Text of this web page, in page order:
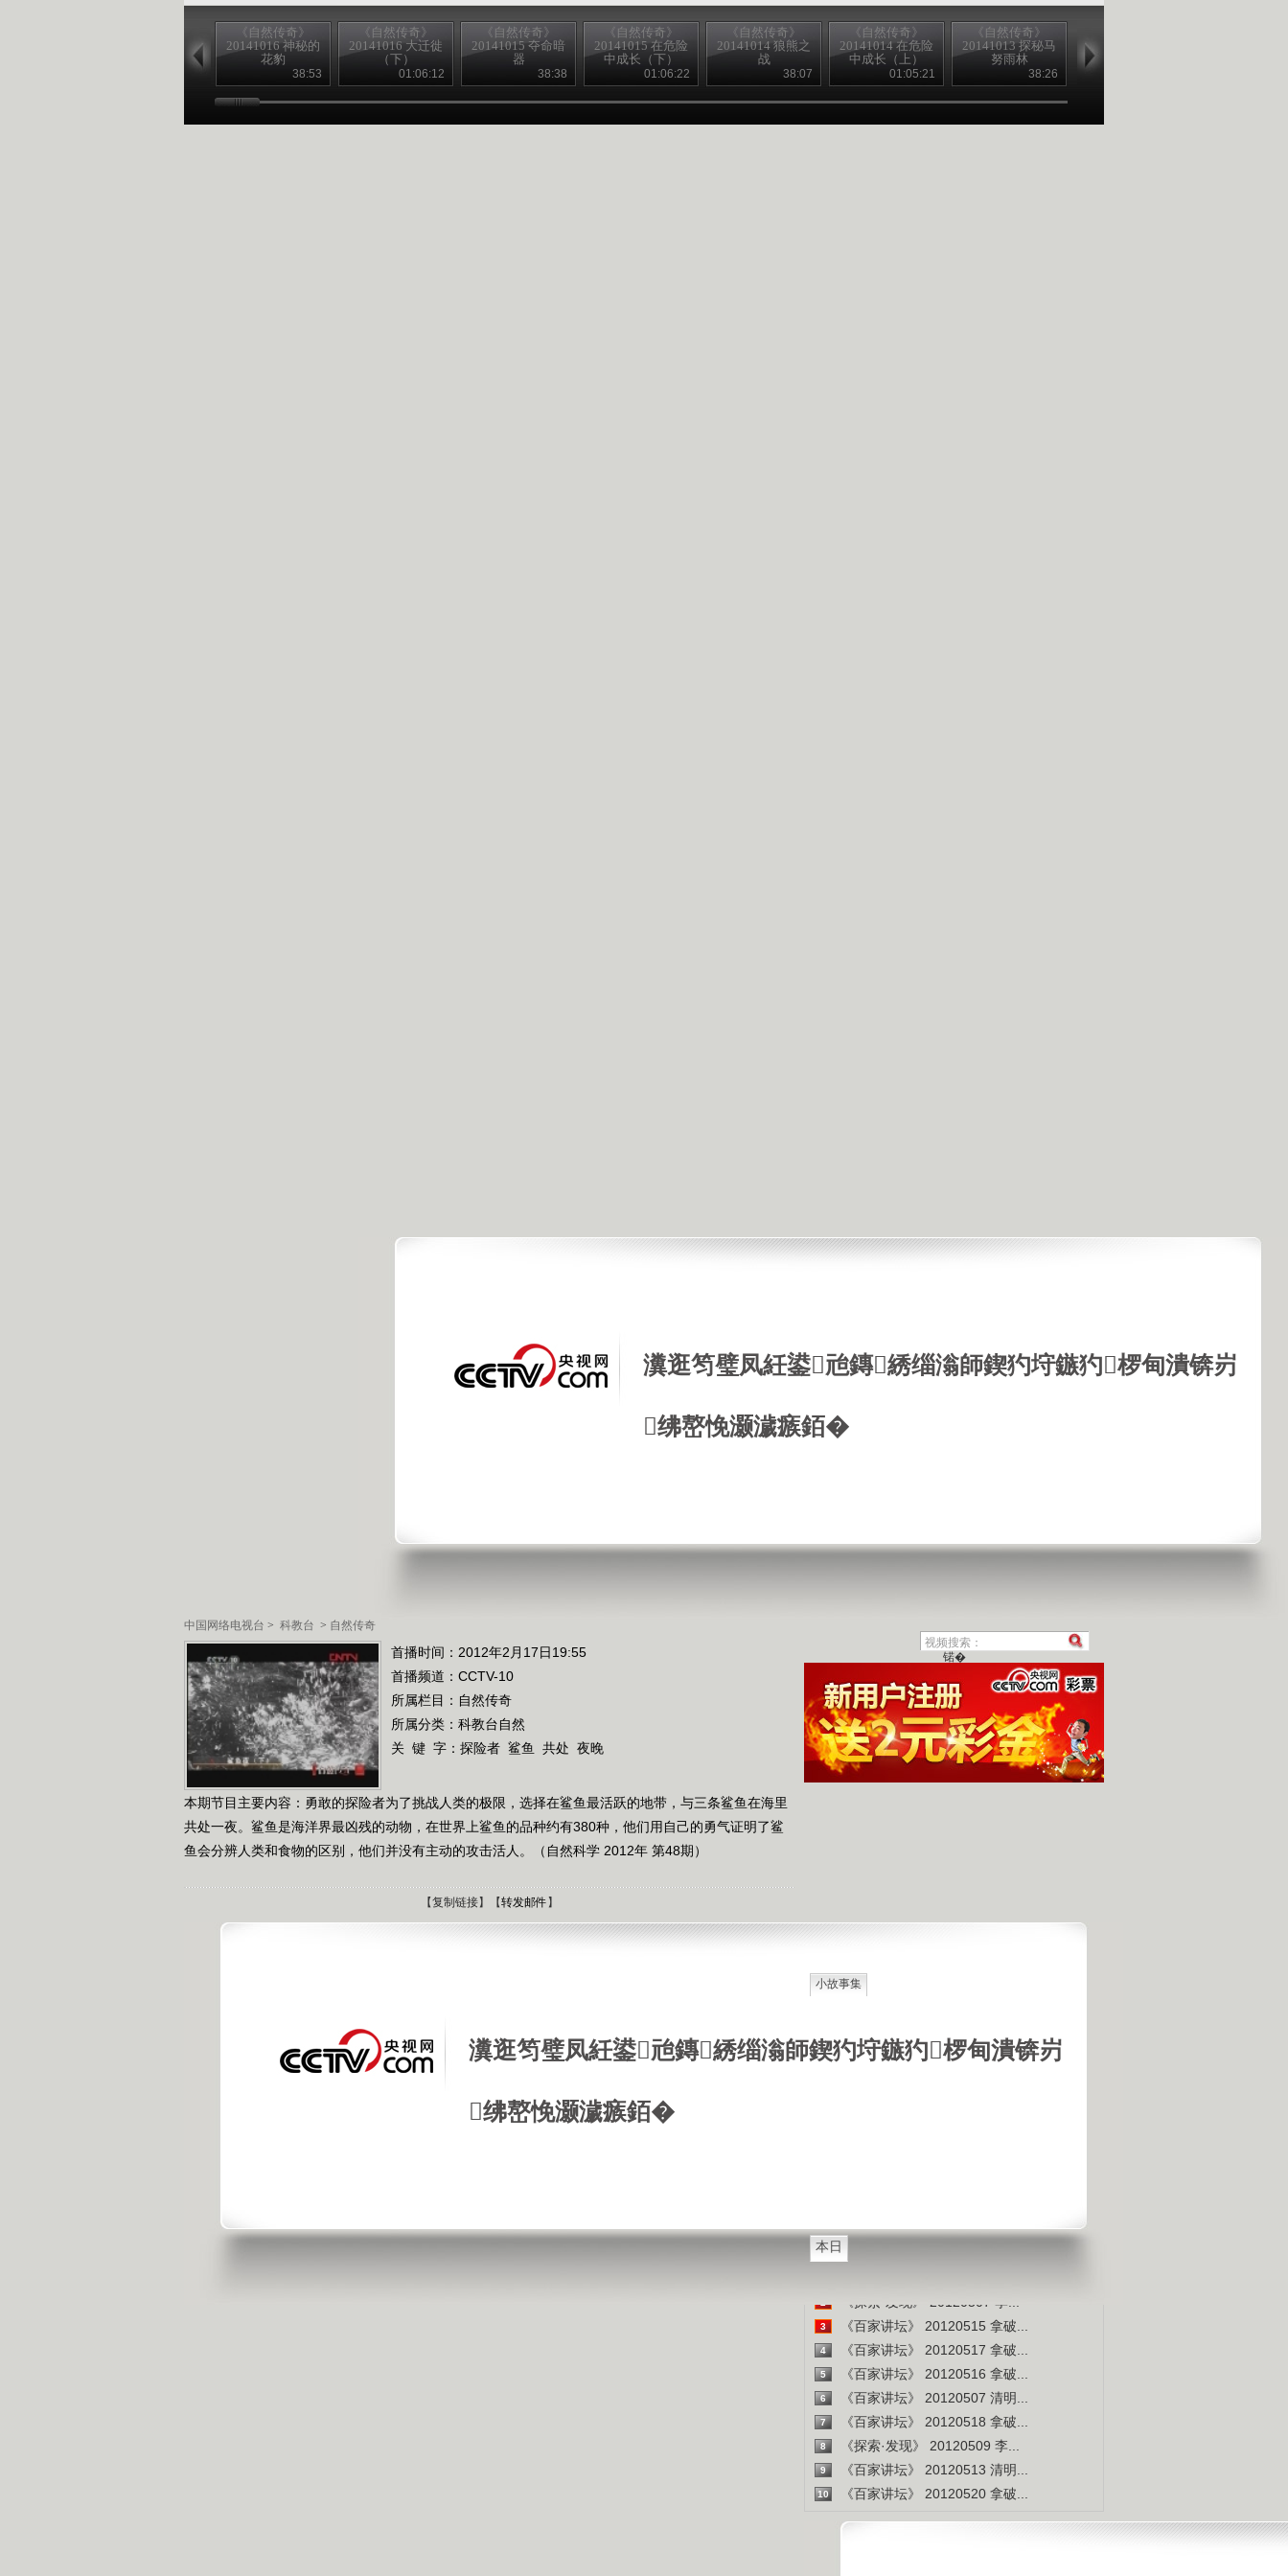
瀵逛笉璧凤紝鍙兘鏄綉缁滃師鍥犳垨鏃犳椤甸潰锛岃
绋嶅悗灏濊瘯銆�
中国网络电视台 > 科教台 > 自然传奇
《自然传奇》
20141016 神秘的
花豹
38:53
《自然传奇》
20141016 大迁徙
（下）
01:06:12
《自然传奇》
20141015 夺命暗
器
38:38
《自然传奇》
20141015 在危险
中成长（下）
01:06:22
《自然传奇》
20141014 狼熊之
战
38:07
《自然传奇》
20141014 在危险
中成长（上）
01:05:21
《自然传奇》
20141013 探秘马
努雨林
38:26
20141013 野狗传
首播时间：2012年2月17日19:55
首播频道： CCTV-10
所属栏目： 自然传奇
所属分类：科教台自然
关 键 字： 探险者 鲨鱼 共处 夜晚
本期节目主要内容：勇敢的探险者为了挑战人类的极限，选择在鲨鱼最活跃的地带，与三条鲨鱼在海里
共处一夜。鲨鱼是海洋界最凶残的动物，在世界上鲨鱼的品种约有380种，他们用自己的勇气证明了鲨
鱼会分辨人类和食物的区别，他们并没有主动的攻击活人。（自然科学 2012年 第48期）
【复制链接】【转发邮件 】
瀵逛笉璧凤紝鍙兘鏄綉缁滃師鍥犳垨鏃犳椤甸潰锛岃
绋嶅悗灏濊瘯銆�
锘�
小故事集
德国牧羊犬和草原狼的新结合
选择牧羊犬和狼交配的原因
本日
《探索·发现》 20120507 李...
3 《百家讲坛》 20120515 拿破...
4 《百家讲坛》 20120517 拿破...
5 《百家讲坛》 20120516 拿破...
6 《百家讲坛》 20120507 清明...
7 《百家讲坛》 20120518 拿破...
8 《探索·发现》 20120509 李...
9 《百家讲坛》 20120513 清明...
10 《百家讲坛》 20120520 拿破...